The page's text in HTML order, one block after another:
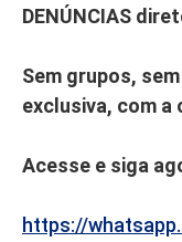
DENÚNCIAS
Sem grupos,
exclusiva, com a
Acesse e siga
https://